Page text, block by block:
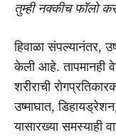
तुम्ही नक्कीच फॉलो
हिवाळा संपल्यानंतर,
केली आहे. तापमानही
शरीराची
उष्माघात,
यासारख्या समस्याही